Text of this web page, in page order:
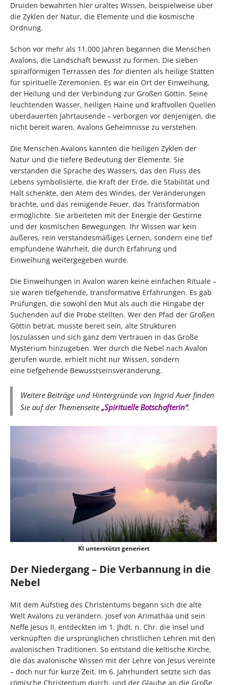
Druiden bewahrten hier uraltes Wissen, beispielweise über
die Zyklen der Natur, die Elemente und die kosmische
Ordnung.
Schon vor mehr als 11.000 Jahren begannen die Menschen
Avalons, die Landschaft bewusst zu formen. Die sieben
spiralförmigen Terrassen des Tor dienten als heilige Stätten
für spirituelle Zeremonien. Es war ein Ort der Einweihung,
der Heilung und der Verbindung zur Großen Göttin. Seine
leuchtenden Wasser, heiligen Haine und kraftvollen Quellen
überdauerten Jahrtausende – verborgen vor denjenigen, die
nicht bereit waren, Avalons Geheimnisse zu verstehen.
Die Menschen Avalons kannten die heiligen Zyklen der
Natur und die tiefere Bedeutung der Elemente. Sie
verstanden die Sprache des Wassers, das den Fluss des
Lebens symbolisierte, die Kraft der Erde, die Stabilität und
Halt schenkte, den Atem des Windes, der Veränderungen
brachte, und das reinigende Feuer, das Transformation
ermöglichte. Sie arbeiteten mit der Energie der Gestirne
und der kosmischen Bewegungen. Ihr Wissen war kein
äußeres, rein verstandesmäßiges Lernen, sondern eine tief
empfundene Wahrheit, die durch Erfahrung und
Einweihung weitergegeben wurde.
Die Einweihungen in Avalon waren keine einfachen Rituale –
sie waren tiefgehende, transformative Erfahrungen. Es gab
Prüfungen, die sowohl den Mut als auch die Hingabe der
Suchenden auf die Probe stellten. Wer den Pfad der Großen
Göttin betrat, musste bereit sein, alte Strukturen
loszulassen und sich ganz dem Vertrauen in das Große
Mysterium hinzugeben. Wer durch die Nebel nach Avalon
gerufen wurde, erhielt nicht nur Wissen, sondern
eine tiefgehende Bewusstseinsveränderung.
Weitere Beiträge und Hintergründe von Ingrid Auer finden
Sie auf der Themenseite „Spirituelle Botschafterin“.
KI unterstützt generiert
Der Niedergang – Die Verbannung in die
Nebel
Mit dem Aufstieg des Christentums begann sich die alte
Welt Avalons zu verändern. Josef von Arimathäa und sein
Neffe Jesus II. entdeckten im 1. Jhdt. n. Chr. die Insel und
verknüpften die ursprünglichen christlichen Lehren mit den
avalonischen Traditionen. So entstand die keltische Kirche,
die das avalonische Wissen mit der Lehre von Jesus vereinte
– doch nur für kurze Zeit. Im 6. Jahrhundert setzte sich das
römische Christentum durch, und der Glaube an die Große